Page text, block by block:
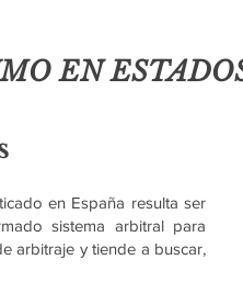
EN
en España resulta ser
sistema arbitral para
arbitraje y tiende a buscar,